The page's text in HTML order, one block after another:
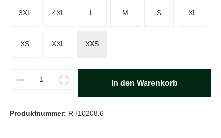
3XL 4XL L M S XL
XS XXL XXS
Produkt Anzahl: Gib den gewünschten
In den Warenkorb
Produktnummer: RH10208.6